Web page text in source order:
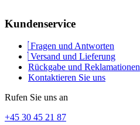
Kundenservice
Fragen und Antworten
Versand und Lieferung
Rückgabe und Reklamationen
Kontaktieren Sie uns
Rufen Sie uns an
+45 30 45 21 87